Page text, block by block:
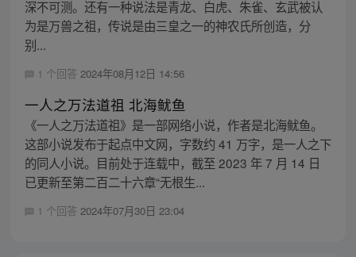
深不可测。还有一种说法是青龙、白虎、朱雀、玄武被认
为是万兽之祖，传说是由三皇之一的神农氏所创造，分
别...
1 个回答 2024年08月12日 14:56
一人之万法道祖 北海鱿鱼
《一人之万法道祖》是一部网络小说，作者是北海鱿鱼。
这部小说发布于起点中文网，字数约 41 万字，是一人之下
的同人小说。目前处于连载中，截至 2023 年 7 月 14 日
已更新至第二百二十六章“无根生...
1 个回答 2024年07月30日 23:04